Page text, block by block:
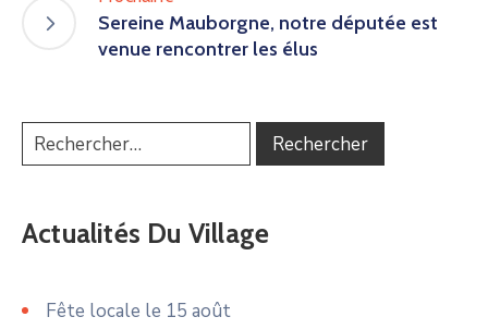
Sereine Mauborgne, notre députée est
venue rencontrer les élus
Actualités Du Village
Fête locale le 15 août